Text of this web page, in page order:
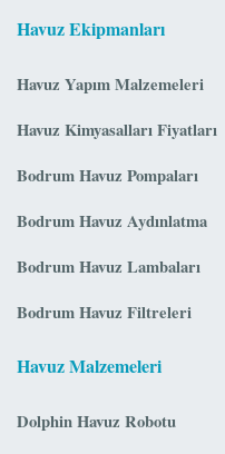
Havuz Ekipmanları
Havuz Yapım Malzemeleri
Havuz Kimyasalları Fiyatları
Bodrum Havuz Pompaları
Bodrum Havuz Aydınlatma
Bodrum Havuz Lambaları
Bodrum Havuz Filtreleri
Havuz Malzemeleri
Dolphin Havuz Robotu